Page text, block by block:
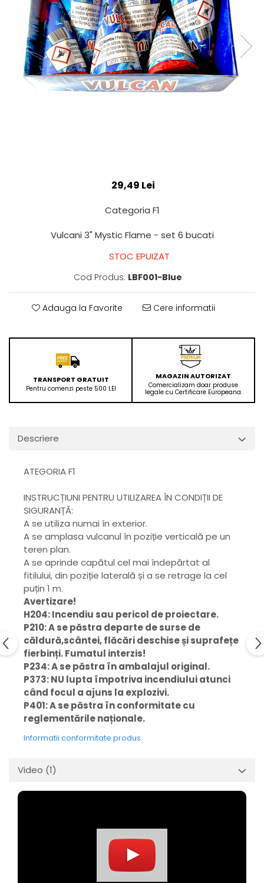
29,49 Lei
Categoria F1
Vulcani 3" Mystic Flame - set 6 bucati
STOC EPUIZAT
Cod Produs: LBF001-Blue
Adauga la Favorite Cere informatii
TRANSPORT GRATUIT
Pentru comenzi peste 500 LEI
MAGAZIN AUTORIZAT
Comercializam doar produse
legale cu Certificare Europeana.
Descriere
ATEGORIA F1
INSTRUCȚIUNI PENTRU UTILIZAREA ÎN CONDIȚII DE
SIGURANȚĂ:
A se utiliza numai în exterior.
A se amplasa vulcanul în poziție verticală pe un
teren plan.
A se aprinde capătul cel mai îndepărtat al
fitilului, din poziție laterală și a se retrage la cel
puțin 1 m.
Avertizare!
H204: Incendiu sau pericol de proiectare.
P210: A se păstra departe de surse de
căldură,scântei, flăcări deschise și suprafețe
fierbinți. Fumatul interzis!
P234: A se păstra în ambalajul original.
P373: NU lupta împotriva incendiului atunci
când focul a ajuns la explozivi.
P401: A se păstra în conformitate cu
reglementările naționale.
Informatii conformitate produs
Video (1)